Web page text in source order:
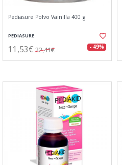
Pediasure Polvo Vainilla 400 g
PEDIASURE
11,53€ 22,41€ - 49%